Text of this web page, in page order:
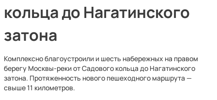
кольца до Нагатинского
затона
Комплексно благоустроили и шесть набережных на правом
берегу Москвы-реки от Садового кольца до Нагатинского
затона. Протяженность нового пешеходного маршрута —
свыше 11 километров.